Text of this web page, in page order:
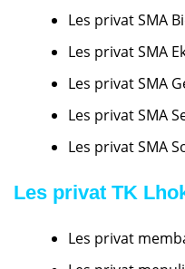
Les privat SMA
Les privat SMA
Les privat SMA
Les privat SMA
Les privat SMA
Les privat TK
Les privat